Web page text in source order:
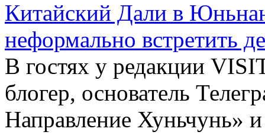
Китайский Дали в
неформально встретить
В гостях у редакции
блогер, основатель
Направление Хуньчунь»